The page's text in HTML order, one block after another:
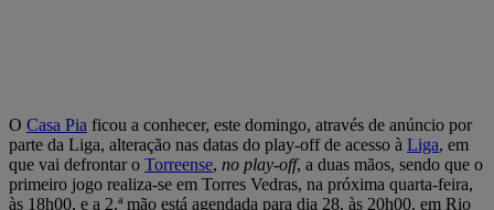
O Casa Pia ficou a conhecer, este domingo, através de anúncio por
parte da Liga, alteração nas datas do play-off de acesso à Liga, em
que vai defrontar o Torreense, no play-off, a duas mãos, sendo que o
primeiro jogo realiza-se em Torres Vedras, na próxima quarta-feira,
às 18h00, e a 2.ª mão está agendada para dia 28, às 20h00, em Rio